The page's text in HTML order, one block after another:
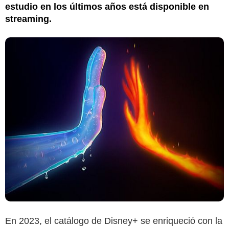
estudio en los últimos años está disponible en
streaming.
En 2023, el catálogo de Disney+ se enriqueció con la